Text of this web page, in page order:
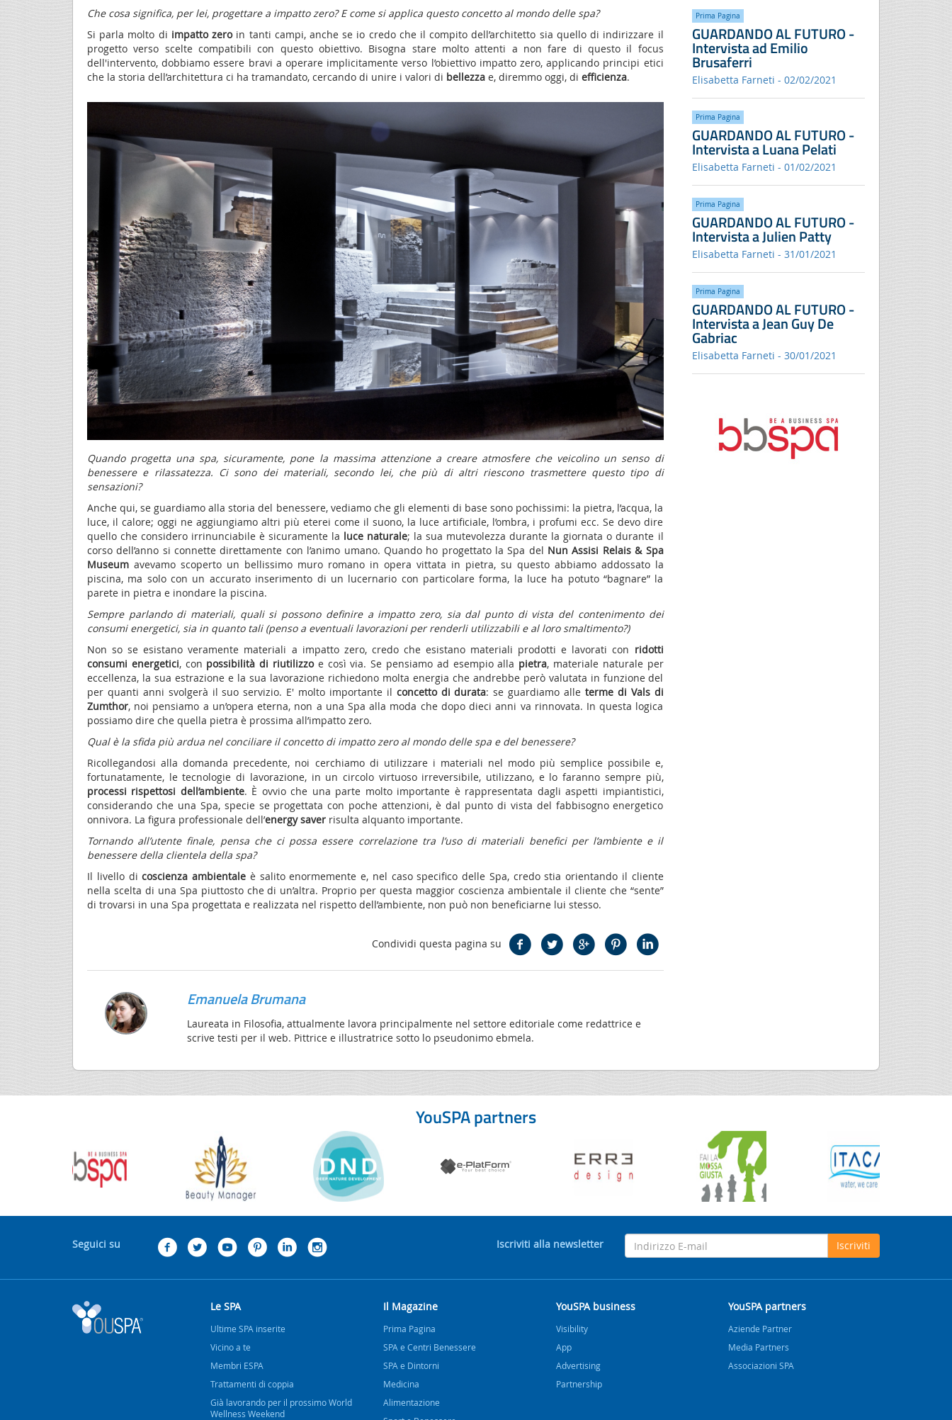
Che cosa significa, per lei, progettare a impatto zero? E come si applica questo concetto al mondo delle spa?
Si parla molto di impatto zeroin tanti campi, anche se io credo che il compito dell’architetto sia quello di indirizzare il
progetto verso scelte compatibili con questo obiettivo. Bisogna stare molto attenti a non fare di questo il focus
dell'intervento, dobbiamo essere bravi a operare implicitamente verso l’obiettivo impatto zero, applicando principi etici
che la storia dell’architettura ci ha tramandato, cercando di unire i valori di bellezza e, diremmo oggi, di efficienza.
Quando progetta una spa, sicuramente, pone la massima attenzione a creare atmosfere che veicolino un senso di
benessere e rilassatezza. Ci sono dei materiali, secondo lei, che più di altri riescono trasmettere questo tipo di
sensazioni?
Anche qui, se guardiamo alla storia del benessere, vediamo che gli elementi di base sono pochissimi: la pietra, l’acqua, la
luce, il calore; oggi ne aggiungiamo altri più eterei come il suono, la luce artificiale, l’ombra, i profumi ecc. Se devo dire
quello che considero irrinunciabile è sicuramente la luce naturale; la sua mutevolezza durante la giornata o durante il
corso dell’anno si connette direttamente con l’animo umano. Quando ho progettato la Spa del Nun Assisi Relais & Spa
Museum avevamo scoperto un bellissimo muro romano in opera vittata in pietra, su questo abbiamo addossato la
piscina, ma solo con un accurato inserimento di un lucernario con particolare forma, la luce ha potuto “bagnare” la
parete in pietra e inondare la piscina.
Sempre parlando di materiali, quali si possono definire a impatto zero, sia dal punto di vista del contenimento dei
consumi energetici, sia in quanto tali (penso a eventuali lavorazioni per renderli utilizzabili e al loro smaltimento?)
Non so se esistano veramente materiali a impatto zero, credo che esistano materiali prodotti e lavorati con ridotti
consumi energetici, con possibilità di riutilizzoe così via. Se pensiamo ad esempio alla pietra, materiale naturale per
eccellenza, la sua estrazione e la sua lavorazione richiedono molta energia che andrebbe però valutata in funzione del
per quanti anni svolgerà il suo servizio. E' molto importante il concetto di durata: se guardiamo alle terme di Vals di
Zumthor, noi pensiamo a un’opera eterna, non a una Spa alla moda che dopo dieci anni va rinnovata. In questa logica
possiamo dire che quella pietra è prossima all’impatto zero.
Qual è la sfida più ardua nel conciliare il concetto di impatto zero al mondo delle spa e del benessere?
Ricollegandosi alla domanda precedente, noi cerchiamo di utilizzare i materiali nel modo più semplice possibile e,
fortunatamente, le tecnologie di lavorazione, in un circolo virtuoso irreversibile, utilizzano, e lo faranno sempre più,
processi rispettosi dell’ambiente. È ovvio che una parte molto importante è rappresentata dagli aspetti impiantistici,
considerando che una Spa, specie se progettata con poche attenzioni, è dal punto di vista del fabbisogno energetico
onnivora. La figura professionale dell’energy saver risulta alquanto importante.
Tornando all’utente finale, pensa che ci possa essere correlazione tra l’uso di materiali benefici per l’ambiente e il
benessere della clientela della spa?
Il livello dicoscienza ambientale è salito enormemente e, nel caso specifico delle Spa, credo stia orientando il cliente
nella scelta di una Spa piuttosto che di un’altra. Proprio per questa maggior coscienza ambientale il cliente che “sente”
di trovarsi in una Spa progettata e realizzata nel rispetto dell’ambiente, non può non beneficiarne lui stesso.
Condividi questa pagina su
Emanuela Brumana
Laureata in Filosofia, attualmente lavora principalmente nel settore editoriale come redattrice e
scrive testi per il web. Pittrice e illustratrice sotto lo pseudonimo ebmela.
Prima Pagina
GUARDANDO AL FUTURO -
Intervista ad Emilio
Brusaferri
Elisabetta Farneti - 02/02/2021
Prima Pagina
GUARDANDO AL FUTURO -
Intervista a Luana Pelati
Elisabetta Farneti - 01/02/2021
Prima Pagina
GUARDANDO AL FUTURO -
Intervista a Julien Patty
Elisabetta Farneti - 31/01/2021
Prima Pagina
GUARDANDO AL FUTURO -
Intervista a Jean Guy De
Gabriac
Elisabetta Farneti - 30/01/2021
YouSPA partners
Seguici su Iscriviti alla newsletter Iscriviti
Le SPA
Ultime SPA inserite
Vicino a te
Membri ESPA
Trattamenti di coppia
Già lavorando per il prossimo World
Wellness Weekend
Il Magazine
Prima Pagina
SPA e Centri Benessere
SPA e Dintorni
Medicina
Alimentazione
YouSPA business
Visibility
App
Advertising
Partnership
YouSPA partners
Aziende Partner
Media Partners
Associazioni SPA